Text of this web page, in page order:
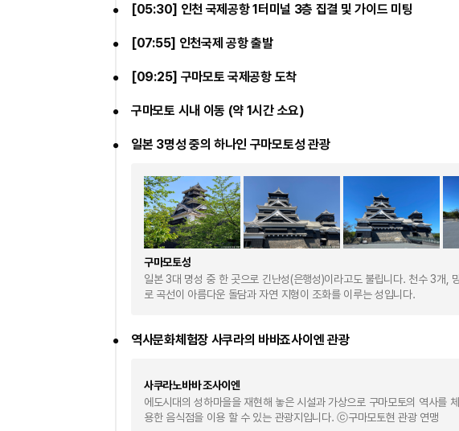
[05:30] 인천 국제공항 1터미널 3층 집결 및 가이드 미팅
[07:55] 인천국제 공항 출발
[09:25] 구마모토 국제공항 도착
구마모토 시내 이동 (약 1시간 소요)
일본 3명성 중의 하나인 구마모토성 관광
구마모토성
일본 3대 명성 중 한 곳으로 긴난성(은행성)이라고도 불립니다. 천수 3개
로 곡선이 아름다운 돌담과 자연 지형이 조화를 이루는 성입니다.
역사문화체험장 사쿠라의 바바죠사이엔 관광
사쿠라노바바 조사이엔
에도시대의 성하마을을 재현해 놓은 시설과 가상으로 구마모토의 역사를
용한 음식점을 이용 할 수 있는 관광지입니다. ⓒ구마모토현 관광 연맹